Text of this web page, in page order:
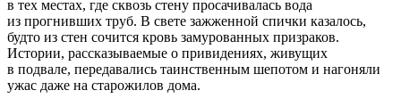
в тех местах, где сквозь стену просачивалась вода
из прогнивших труб. В свете зажженной спички казалось,
будто из стен сочится кровь замурованных призраков.
Истории, рассказываемые о привидениях, живущих
в подвале, передавались таинственным шепотом и нагоняли
ужас даже на старожилов дома.